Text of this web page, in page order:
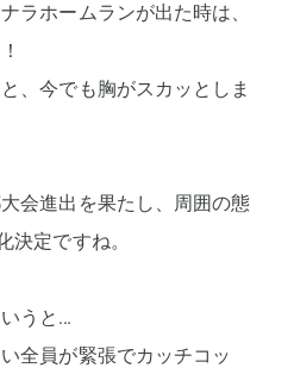
ラホームランが出た時は、
、今でも胸がスカッとしま
会進出を果たし、周囲の態
決定ですね。
うと…
全員が緊張でカッチコッ